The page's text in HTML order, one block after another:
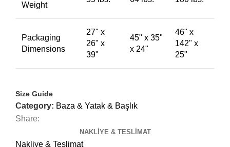
Weight
Packaging
Dimensions
27" x
26" x
39"
45" x 35"
x 24"
46" x
142" x
25"
Size Guide
Category: Baza & Yatak & Başlık
Share:
NAKLIYE & TESLIMAT
Nakliye & Teslimat